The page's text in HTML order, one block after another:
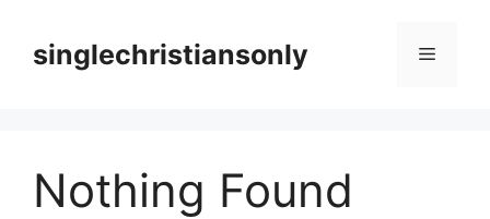
contentsinglechristiansonly Menu
Nothing Found